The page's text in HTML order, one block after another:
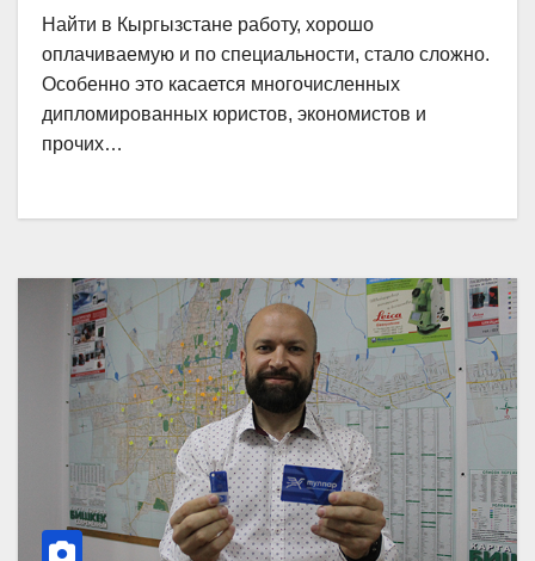
Найти в Кыргызстане работу, хорошо
оплачиваемую и по специальности, стало сложно.
Особенно это касается многочисленных
дипломированных юристов, экономистов и
прочих…